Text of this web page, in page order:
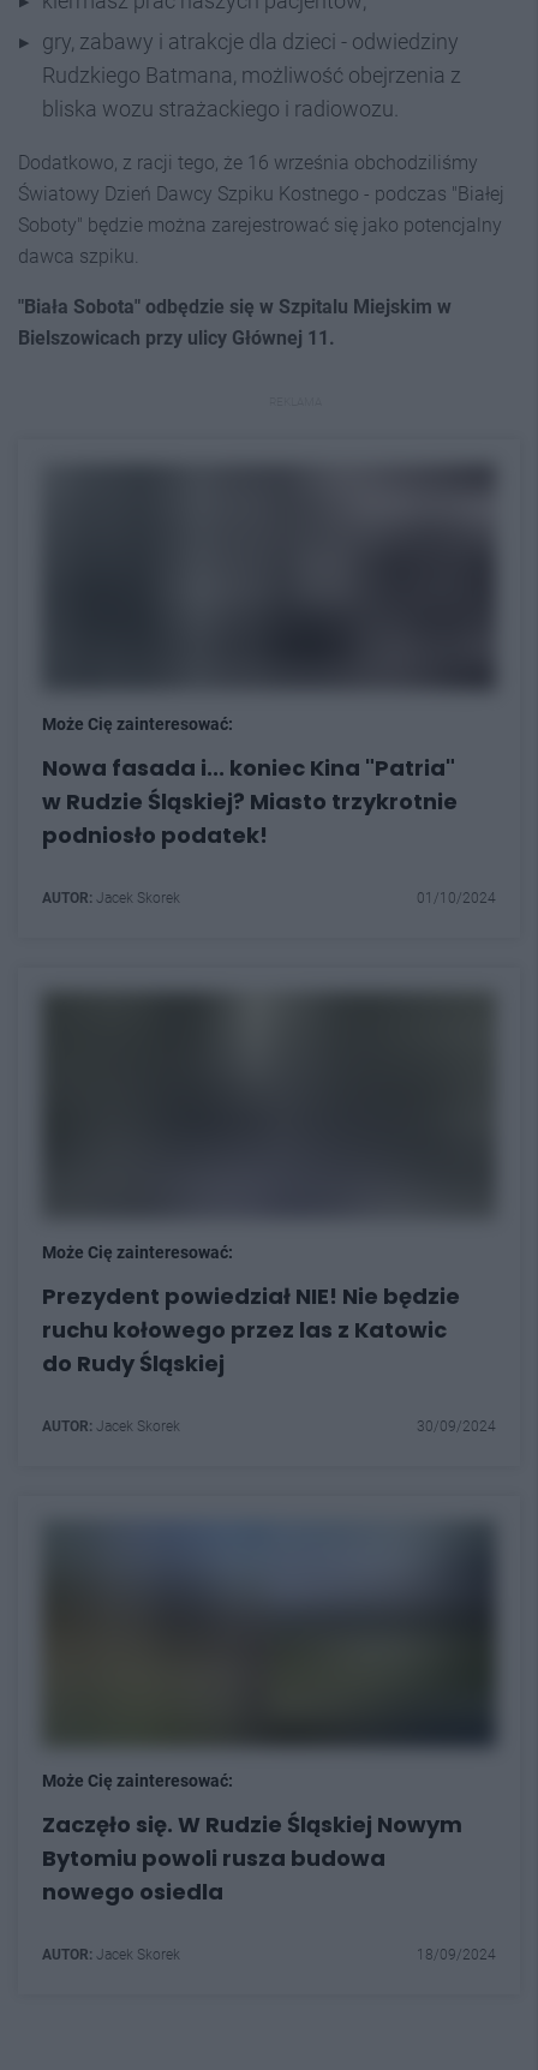
gry, zabawy i atrakcje dla dzieci - odwiedziny
Rudzkiego Batmana, możliwość obejrzenia z
bliska wozu strażackiego i radiowozu.
Dodatkowo, z racji tego, że 16 września obchodziliśmy
Światowy Dzień Dawcy Szpiku Kostnego - podczas "Białej
Soboty" będzie można zarejestrować się jako potencjalny
dawca szpiku.
"Biała Sobota" odbędzie się w Szpitalu Miejskim w
Bielszowicach przy ulicy Głównej 11.
Może Cię zainteresować:
Nowa fasada i... koniec Kina "Patria"
w Rudzie Śląskiej? Miasto trzykrotnie
podniosło podatek!
AUTOR: Jacek Skorek 01/10/2024
Może Cię zainteresować:
Prezydent powiedział NIE! Nie będzie
ruchu kołowego przez las z Katowic
do Rudy Śląskiej
AUTOR: Jacek Skorek 30/09/2024
Może Cię zainteresować:
Zaczęło się. W Rudzie Śląskiej Nowym
Bytomiu powoli rusza budowa
nowego osiedla
AUTOR: Jacek Skorek 18/09/2024